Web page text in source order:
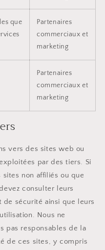
que
Partenaires
commerciaux et
marketing
Partenaires
commerciaux et
marketing
vers des sites web ou
par des tiers. Si
non affiliés ou que
consulter leurs
sécurité ainsi que leurs
Nous ne
pas responsables de la
de ces sites, y compris